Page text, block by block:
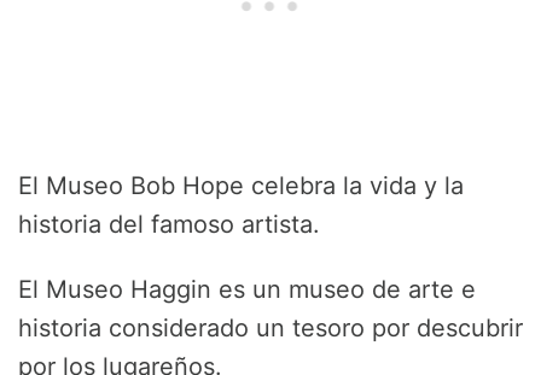
El Museo Bob Hope celebra la vida y la
historia del famoso artista.
El Museo Haggin es un museo de arte e
historia considerado un tesoro por descubrir
por los lugareños.